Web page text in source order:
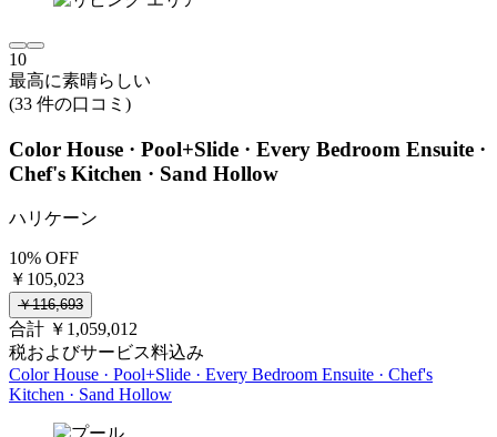
10
最高に素晴らしい
(33 件の口コミ)
Color House · Pool+Slide · Every Bedroom Ensuite ·
Chef's Kitchen · Sand Hollow
ハリケーン
10% OFF
￥105,023
￥116,693
合計 ￥1,059,012
税およびサービス料込み
Color House · Pool+Slide · Every Bedroom Ensuite · Chef's
Kitchen · Sand Hollow